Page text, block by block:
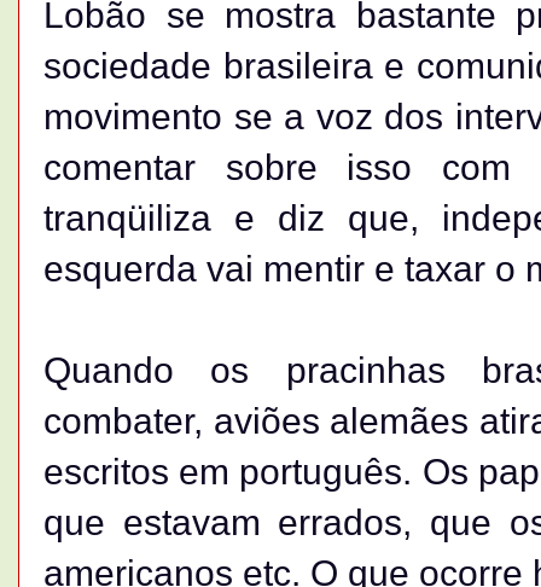
Lobão se mostra bastante
sociedade brasileira e
movimento se a voz dos
comentar sobre isso
tranqüiliza e diz que,
esquerda vai mentir e taxar o
Quando os pracinhas
combater, aviões alemães
escritos em português. Os
que estavam errados, que
americanos etc. O que